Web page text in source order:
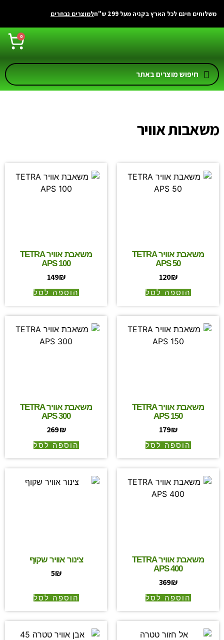
משלוחים חינם לכל הארץ בקניה מעל 299 ש"ח למוצרים נבחרים
0
משאבות אוויר
משאבת אוויר TETRA
APS 50
120₪
הוספה לסל
משאבת אוויר TETRA
APS 100
149₪
הוספה לסל
משאבת אוויר TETRA
APS 150
179₪
הוספה לסל
משאבת אוויר TETRA
APS 300
269₪
הוספה לסל
משאבת אוויר TETRA
APS 400
369₪
הוספה לסל
צינור אוויר שקוף
5₪
הוספה לסל